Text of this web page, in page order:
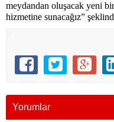
meydandan oluşacak yeni bir
hizmetine sunacağız”
Yorumlar